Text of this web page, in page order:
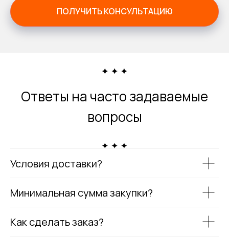
ПОЛУЧИТЬ КОНСУЛЬТАЦИЮ
Ответы на часто задаваемые
вопросы
Условия доставки?
Минимальная сумма закупки?
Как сделать заказ?